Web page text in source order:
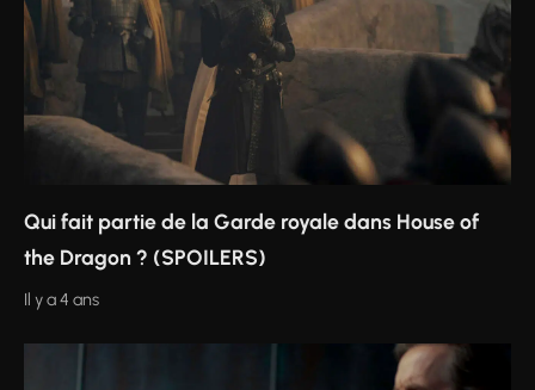
Qui fait partie de la Garde royale dans House of
the Dragon ? (SPOILERS)
Il y a 4 ans